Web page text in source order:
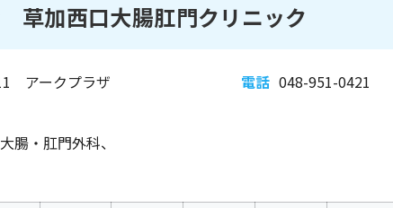
加西口大腸肛門クリニック
アークプラザ
電話 048-951-0421
腸・肛門外科、